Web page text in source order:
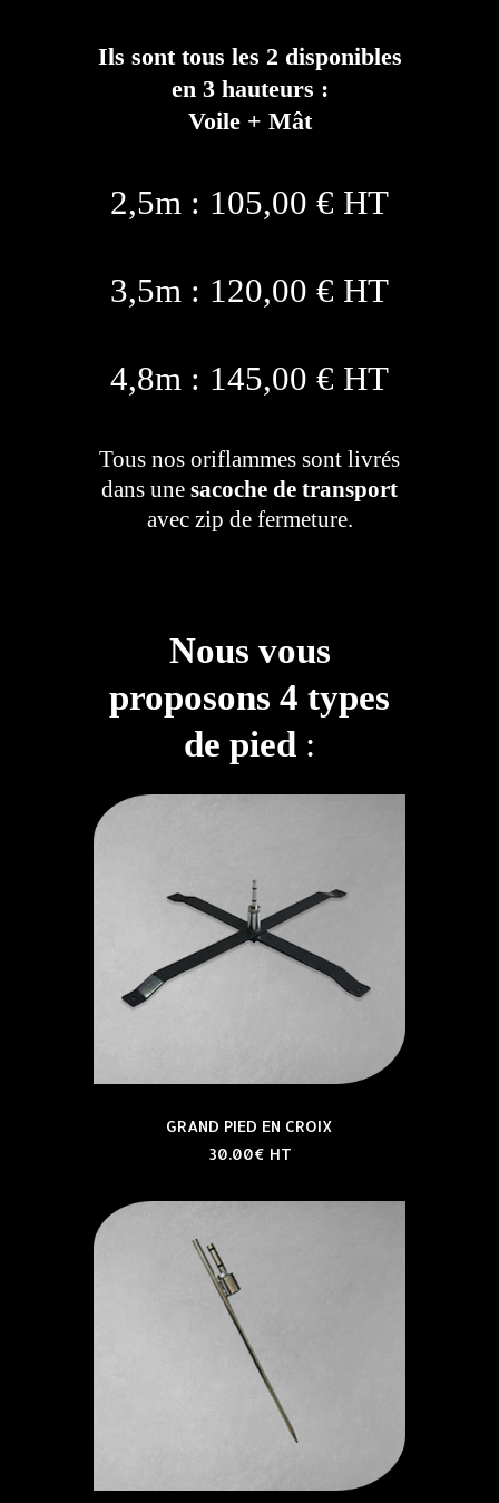
Ils sont tous les 2 disponibles
en 3 hauteurs :
Voile + Mât
2,5m : 105,00 € HT
3,5m : 120,00 € HT
4,8m : 145,00 € HT
Tous nos oriflammes sont livrés
dans une sacoche de transport
avec zip de fermeture.
Nous vous
proposons 4 types
de pied :
GRAND PIED EN CROIX
30.00€ HT